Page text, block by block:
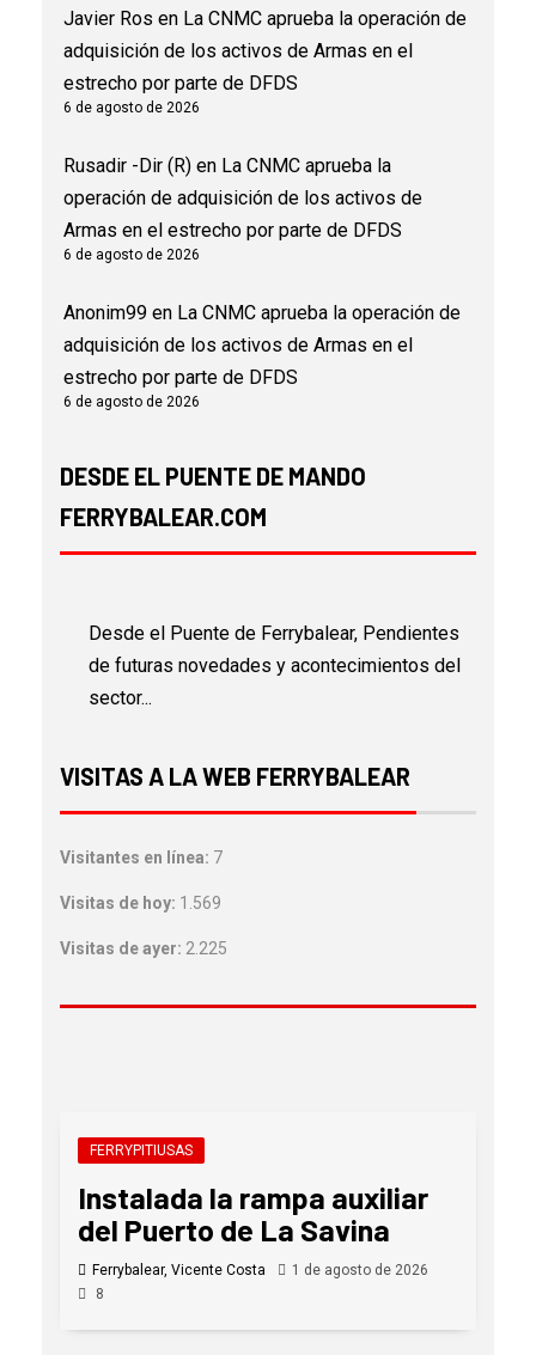
Javier Ros en La CNMC aprueba la operación de
adquisición de los activos de Armas en el
estrecho por parte de DFDS
6 de agosto de 2026
Rusadir -Dir (R) en La CNMC aprueba la
operación de adquisición de los activos de
Armas en el estrecho por parte de DFDS
6 de agosto de 2026
Anonim99 en La CNMC aprueba la operación de
adquisición de los activos de Armas en el
estrecho por parte de DFDS
6 de agosto de 2026
DESDE EL PUENTE DE MANDO
FERRYBALEAR.COM
Desde el Puente de Ferrybalear, Pendientes
de futuras novedades y acontecimientos del
sector...
VISITAS A LA WEB FERRYBALEAR
Visitantes en línea: 7
Visitas de hoy: 1.569
Visitas de ayer: 2.225
FERRYPITIUSAS
Instalada la rampa auxiliar
del Puerto de La Savina
Ferrybalear, Vicente Costa
1 de agosto de 2026
8